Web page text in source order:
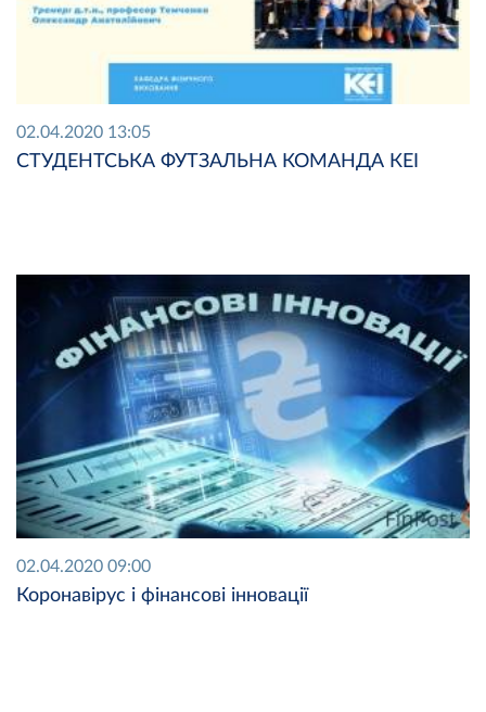
02.04.2020 13:05
СТУДЕНТСЬКА ФУТЗАЛЬНА КОМАНДА КЕІ
02.04.2020 09:00
Коронавірус і фінансові інновації